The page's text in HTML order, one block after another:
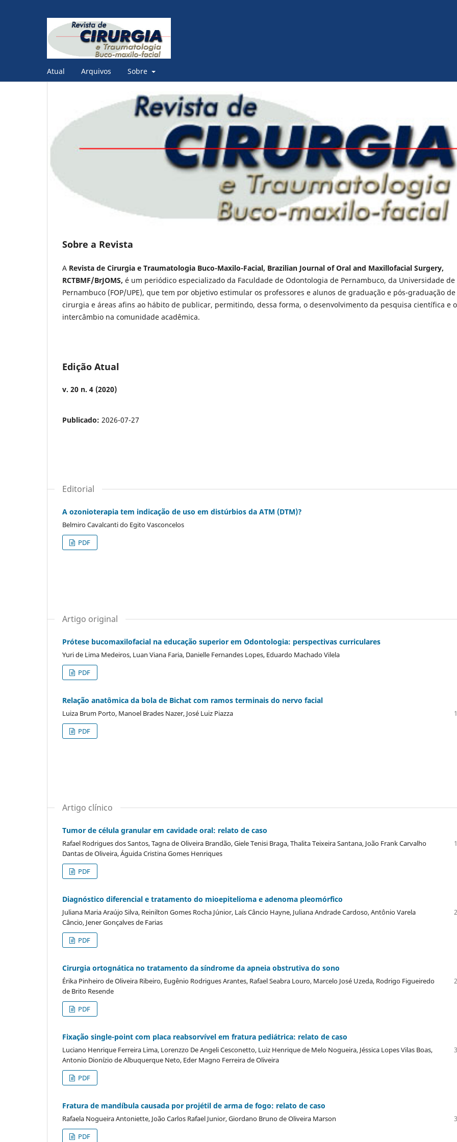
Atual Arquivos Sobre
Sobre a Revista
A Revista de Cirurgia e Traumatologia Buco-Maxilo-Facial, Brazilian Journal of Oral and Maxillofacial Surgery,
RCTBMF/BrJOMS, é um periódico especializado da Faculdade de Odontologia de Pernambuco, da Universidade de
Pernambuco (FOP/UPE), que tem por objetivo estimular os professores e alunos de graduação e pós-graduação de
cirurgia e áreas afins ao hábito de publicar, permitindo, dessa forma, o desenvolvimento da pesquisa científica e o
intercâmbio na comunidade acadêmica.
Edição Atual
v. 20 n. 4 (2020)
Publicado: 2026-07-27
Editorial
A ozonioterapia tem indicação de uso em distúrbios da ATM (DTM)?
Belmiro Cavalcanti do Egito Vasconcelos
PDF
Artigo original
Prótese bucomaxilofacial na educação superior em Odontologia: perspectivas curriculares
Yuri de Lima Medeiros, Luan Viana Faria, Danielle Fernandes Lopes, Eduardo Machado Vilela
PDF
Relação anatômica da bola de Bichat com ramos terminais do nervo facial
Luiza Brum Porto, Manoel Brades Nazer, José Luiz Piazza
PDF
Artigo clínico
Tumor de célula granular em cavidade oral: relato de caso
Rafael Rodrigues dos Santos, Tagna de Oliveira Brandão, Giele Tenisi Braga, Thalita Teixeira Santana, João Frank Carvalho
Dantas de Oliveira, Águida Cristina Gomes Henriques
PDF
Diagnóstico diferencial e tratamento do mioepitelioma e adenoma pleomórfico
Juliana Maria Araújo Silva, Reinilton Gomes Rocha Júnior, Laís Câncio Hayne, Juliana Andrade Cardoso, Antônio Varela
Câncio, Jener Gonçalves de Farias
PDF
Cirurgia ortognática no tratamento da síndrome da apneia obstrutiva do sono
Érika Pinheiro de Oliveira Ribeiro, Eugênio Rodrigues Arantes, Rafael Seabra Louro, Marcelo José Uzeda, Rodrigo Figueiredo
de Brito Resende
PDF
Fixação single-point com placa reabsorvível em fratura pediátrica: relato de caso
Luciano Henrique Ferreira Lima, Lorenzzo De Angeli Cesconetto, Luiz Henrique de Melo Nogueira, Jéssica Lopes Vilas Boas,
Antonio Dionízio de Albuquerque Neto, Eder Magno Ferreira de Oliveira
PDF
Fratura de mandíbula causada por projétil de arma de fogo: relato de caso
Rafaela Nogueira Antoniette, João Carlos Rafael Junior, Giordano Bruno de Oliveira Marson
PDF